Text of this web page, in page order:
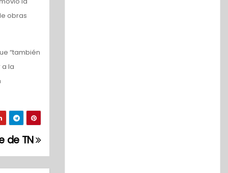
obras
“también
la
de TN